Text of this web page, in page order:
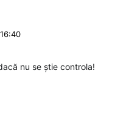
nu se știe controla!